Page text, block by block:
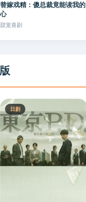
替嫁戏精：傻总裁竟能读我的
心
甜宠喜剧
日剧